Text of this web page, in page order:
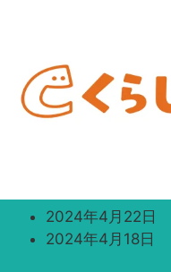
2024年4月22日
2024年4月18日